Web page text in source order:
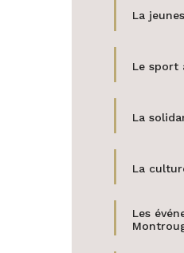
La
Le sport
La
La
Les